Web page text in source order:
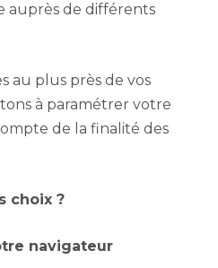
auprès de différents
au plus près de vos
à paramétrer votre
de la finalité des
choix ?
navigateur